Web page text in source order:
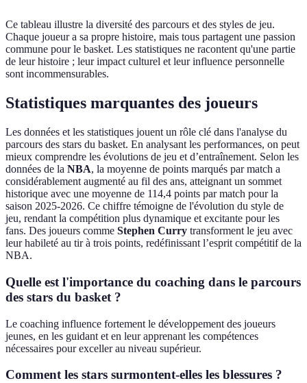
Ce tableau illustre la diversité des parcours et des styles de jeu.
Chaque joueur a sa propre histoire, mais tous partagent une passion
commune pour le basket. Les statistiques ne racontent qu'une partie
de leur histoire ; leur impact culturel et leur influence personnelle
sont incommensurables.
Statistiques marquantes des joueurs
Les données et les statistiques jouent un rôle clé dans l'analyse du
parcours des stars du basket. En analysant les performances, on peut
mieux comprendre les évolutions de jeu et d’entraînement. Selon les
données de la NBA, la moyenne de points marqués par match a
considérablement augmenté au fil des ans, atteignant un sommet
historique avec une moyenne de 114,4 points par match pour la
saison 2025-2026. Ce chiffre témoigne de l'évolution du style de
jeu, rendant la compétition plus dynamique et excitante pour les
fans. Des joueurs comme Stephen Curry transforment le jeu avec
leur habileté au tir à trois points, redéfinissant l’esprit compétitif de la
NBA.
Quelle est l'importance du coaching dans le parcours
des stars du basket ?
Le coaching influence fortement le développement des joueurs
jeunes, en les guidant et en leur apprenant les compétences
nécessaires pour exceller au niveau supérieur.
Comment les stars surmontent-elles les blessures ?